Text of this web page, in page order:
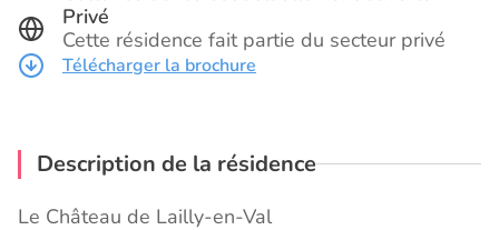
Privé
Cette résidence fait partie du secteur privé
Télécharger la brochure
Description de la résidence
Le Château de Lailly-en-Val